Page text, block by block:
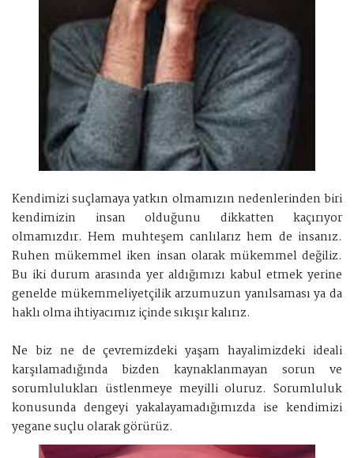
Kendimizi suçlamaya yatkın olmamızın nedenlerinden biri
kendimizin insan olduğunu dikkatten kaçırıyor
olmamızdır. Hem muhteşem canlılarız hem de insanız.
Ruhen mükemmel iken insan olarak mükemmel değiliz.
Bu iki durum arasında yer aldığımızı kabul etmek yerine
genelde mükemmeliyetçilik arzumuzun yanılsaması ya da
haklı olma ihtiyacımız içinde sıkışır kalırız.
Ne biz ne de çevremizdeki yaşam hayalimizdeki ideali
karşılamadığında bizden kaynaklanmayan sorun ve
sorumlulukları üstlenmeye meyilli oluruz. Sorumluluk
konusunda dengeyi yakalayamadığımızda ise kendimizi
yegane suçlu olarak görürüz.